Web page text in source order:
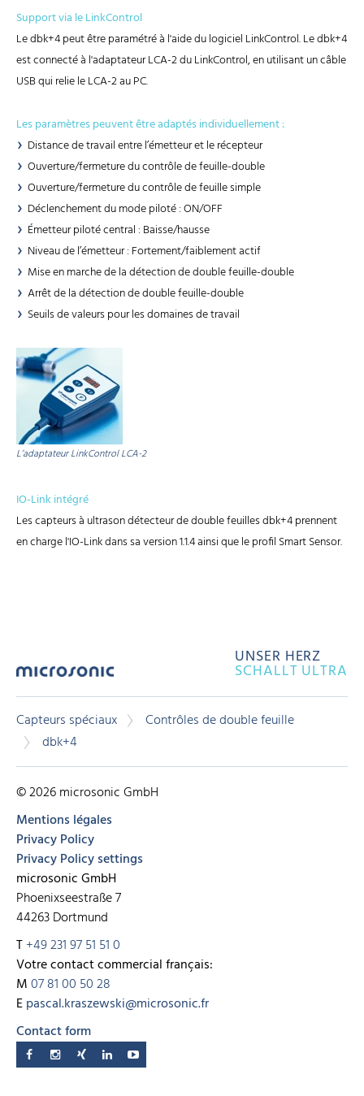
Support via le LinkControl
Le dbk+4 peut être paramétré à l'aide du logiciel LinkControl. Le dbk+4
est connecté à l'adaptateur LCA-2 du LinkControl, en utilisant un câble
USB qui relie le LCA-2 au PC.
Les paramètres peuvent être adaptés individuellement :
Distance de travail entre l’émetteur et le récepteur
Ouverture/fermeture du contrôle de feuille-double
Ouverture/fermeture du contrôle de feuille simple
Déclenchement du mode piloté : ON/OFF
Émetteur piloté central : Baisse/hausse
Niveau de l’émetteur : Fortement/faiblement actif
Mise en marche de la détection de double feuille-double
Arrêt de la détection de double feuille-double
Seuils de valeurs pour les domaines de travail
L’adaptateur LinkControl LCA-2
IO-Link intégré
Les capteurs à ultrason détecteur de double feuilles dbk+4 prennent
en charge l'IO-Link dans sa version 1.1.4 ainsi que le profil Smart Sensor.
UNSER HERZ
SCHALLT ULTRA
Capteurs spéciaux
Contrôles de double feuille
dbk+4
© 2026 microsonic GmbH
Mentions légales
Privacy Policy
Privacy Policy settings
microsonic GmbH
Phoenixseestraße 7
44263 Dortmund
T+49 231 97 51 51 0
Votre contact commercial français:
M07 81 00 50 28
Epascal.kraszewski@microsonic.fr
Contact form